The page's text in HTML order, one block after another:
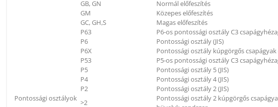
GB, GN
Normál előfeszítés
GM
Közepes előfeszítés
GC, GH,S
Magas előfeszítés
Pontossági osztályok
P63
P6-os pontossági osztály C3
P6
Pontossági osztály (JIS)
P6X
Pontossági osztály kúpgörgős csapágyak
P53
P5-os pontossági osztály C3
P5
Pontossági osztály 5 (JIS)
P4
Pontossági osztály 4 (JIS)
P2
Pontossági osztály 2 (JIS)
>2
Pontossági osztály 2 kúpgörgős